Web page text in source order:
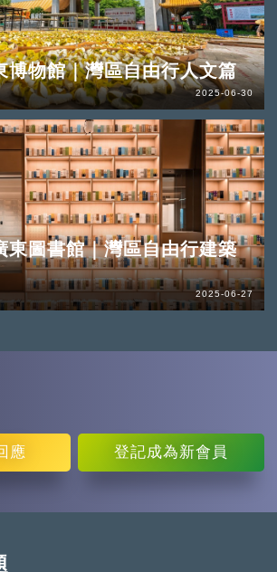
博物館｜灣區自由行人文篇
2025-06-30
東圖書館｜灣區自由行建築
2025-06-27
應 登記成為新會員